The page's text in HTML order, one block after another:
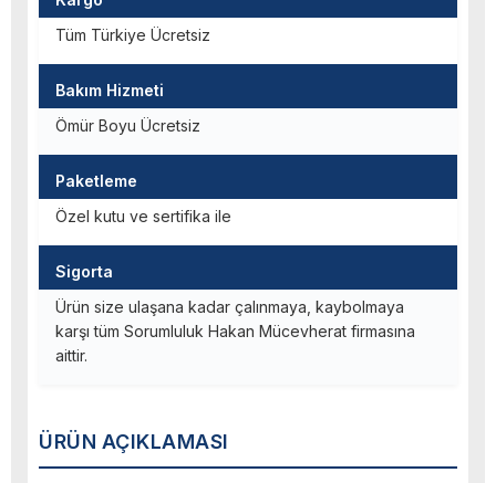
ÜRÜN AÇIKLAMASI
Tüm Türkiye Ücretsiz
Bakım Hizmeti
Ömür Boyu Ücretsiz
Paketleme
Özel kutu ve sertifika ile
Sigorta
Ürün size ulaşana kadar çalınmaya, kaybolmaya
karşı tüm Sorumluluk Hakan Mücevherat firmasına
aittir.